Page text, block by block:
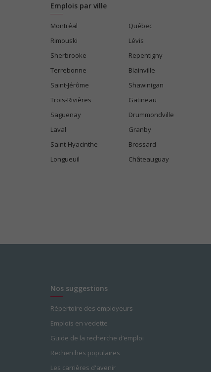
Emplois par ville
Montréal
Québec
Rimouski
Lévis
Sherbrooke
Repentigny
Terrebonne
Blainville
Saint-Jérôme
Shawinigan
Trois-Rivières
Gatineau
Saguenay
Drummondville
Laval
Granby
Saint-Hyacinthe
Brossard
Longueuil
Châteauguay
Nos suggestions
Répertoire des employeurs
Emplois en vedette
Guide de la recherche d’emploi
Recherches populaires
Les carrières d'avenir